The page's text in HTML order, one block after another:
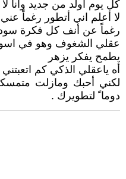
كل يوم اولد من جديد وانا
لا أعلم اني أتطور رغماً عني
رغماً عن أنف كل فكرة
عقلي الشغوف وهو في
يطمح يفكر يزهر
أه ياعقلي الذكي كم اتعبتني
لكني أحبك ومازلت
دوما ً لتطويرك .